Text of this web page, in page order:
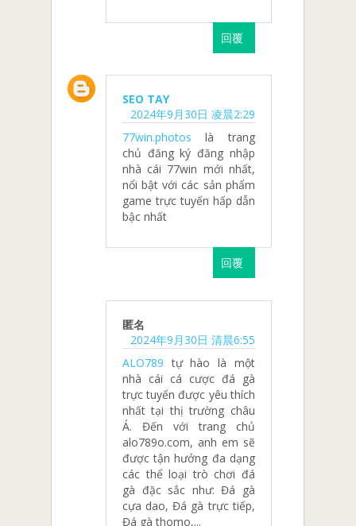
回覆
SEO TAY
2024年9月30日 凌晨2:29
77win.photos là trang
chủ đăng ký đăng nhập
nhà cái 77win mới nhất,
nổi bật với các sản phẩm
game trực tuyến hấp dẫn
bậc nhất
回覆
匿名
2024年9月30日 清晨6:55
ALO789 tự hào là một
nhà cái cá cược đá gà
trực tuyến được yêu thích
nhất tại thị trường châu
Á. Đến với trang chủ
alo789o.com, anh em sẽ
được tận hưởng đa dạng
các thể loại trò chơi đá
gà đặc sắc như: Đá gà
cựa dao, Đá gà trực tiếp,
Đá gà thomo,...